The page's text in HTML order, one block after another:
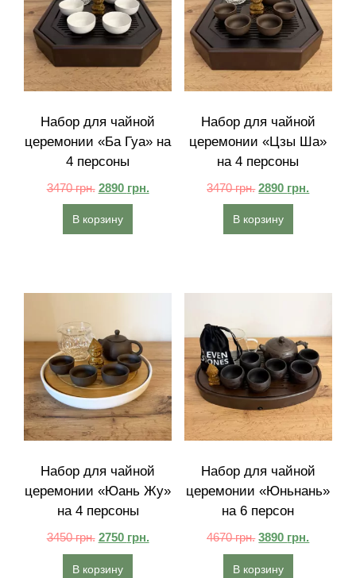
Набор для чайной
церемонии «Ба Гуа» на
4 персоны
3470грн. 2890 грн.
В корзину
Набор для чайной
церемонии «Цзы Ша»
на 4 персоны
3470грн. 2890 грн.
В корзину
Набор для чайной
церемонии «Юань Жу»
на 4 персоны
3450грн. 2750 грн.
В корзину
Набор для чайной
церемонии «Юньнань»
на 6 персон
4670грн. 3890 грн.
В корзину